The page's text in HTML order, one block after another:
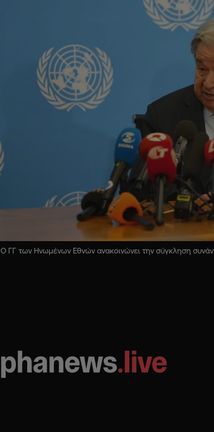
Ο ΓΓ των Ηνωμένων Εθνών ανακοινώνει την σύγκληση